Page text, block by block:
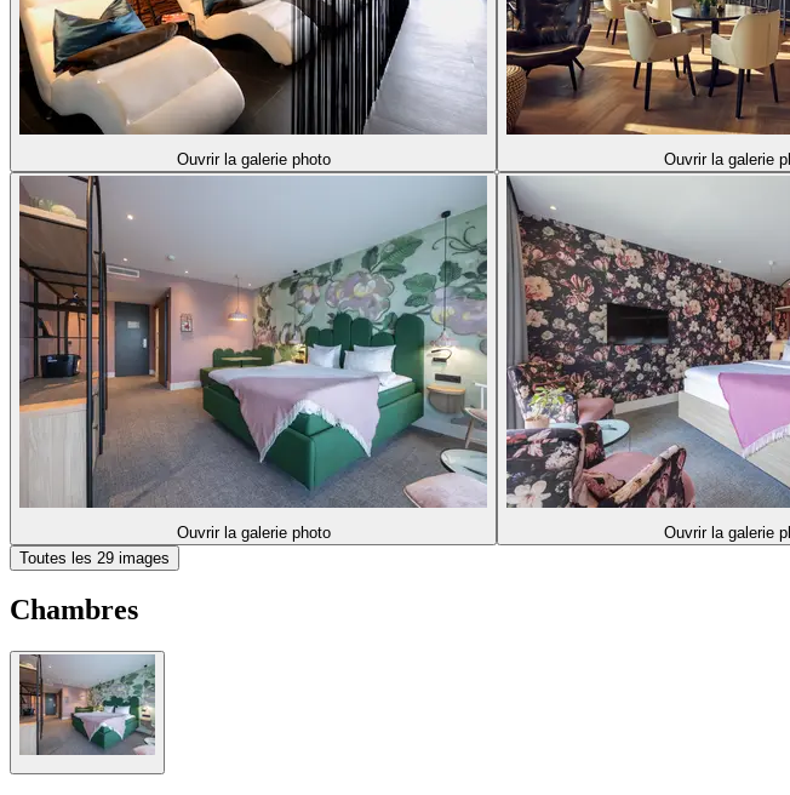
Ouvrir la galerie photo Ouvrir la galerie
Ouvrir la galerie photo Ouvrir la galerie
Toutes les 29 images
Chambres